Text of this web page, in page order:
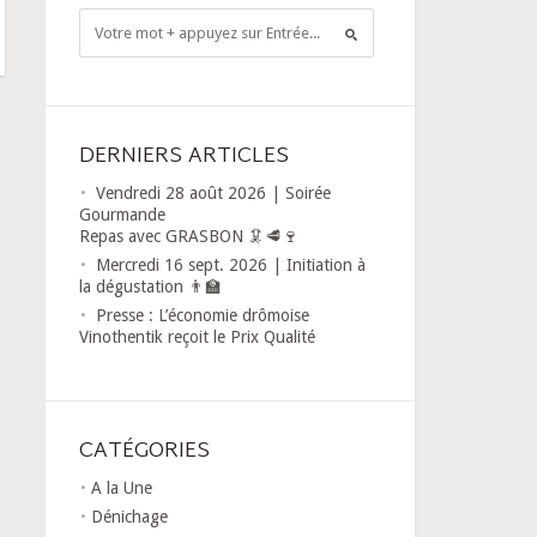
DERNIERS ARTICLES
Vendredi 28 août 2026 | Soirée
Gourmande
Repas avec GRASBON 🦑🥩🍷
Mercredi 16 sept. 2026 | Initiation à
la dégustation 👨‍🏫
Presse : L’économie drômoise
Vinothentik reçoit le Prix Qualité
CATÉGORIES
A la Une
Dénichage